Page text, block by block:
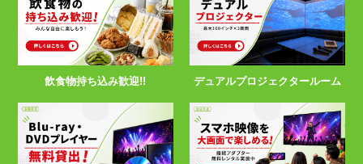
飲食物持ち込み歓迎!! デュアルプロジェクタールーム